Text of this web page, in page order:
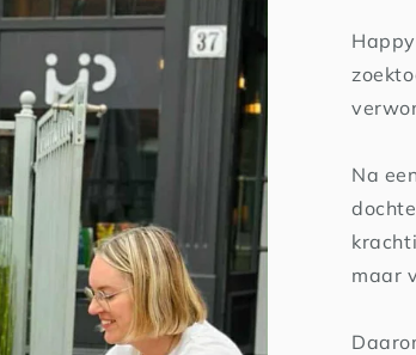
Na
maar